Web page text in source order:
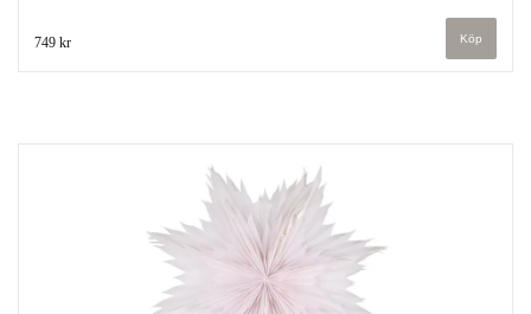
749 kr